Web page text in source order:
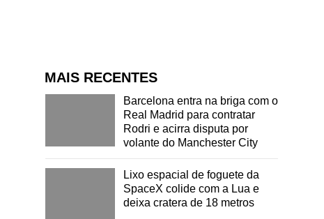
MAIS RECENTES
Barcelona entra na briga com o
Real Madrid para contratar
Rodri e acirra disputa por
volante do Manchester City
Lixo espacial de foguete da
SpaceX colide com a Lua e
deixa cratera de 18 metros